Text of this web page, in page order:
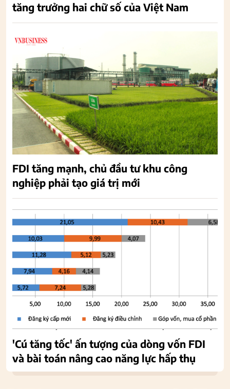
tăng trưởng hai chữ số của Việt Nam
FDI tăng mạnh, chủ đầu tư khu công
nghiệp phải tạo giá trị mới
'Cú tăng tốc' ấn tượng của dòng vốn FDI
và bài toán nâng cao năng lực hấp thụ